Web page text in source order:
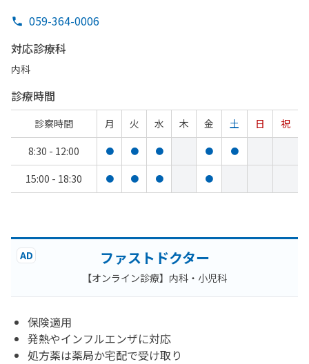
059-364-0006
対応診療科
内科
診療時間
診察時間 月 火 水 木 金 土 日
祝
8:30 - 12:00
● ● ● ● ●
15:00 - 18:30 ● ● ● ●
AD ファストドクター
【オンライン診療】内科・小児科
保険適用
発熱やインフルエンザに対応
処方薬は薬局か宅配で受け取り